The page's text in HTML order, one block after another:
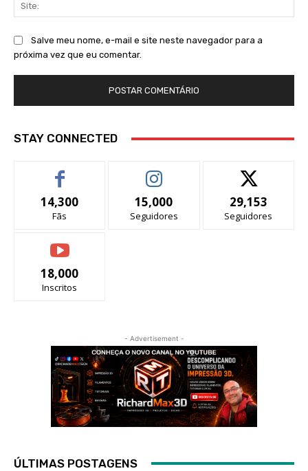
Salve meu nome, e-mail e site neste navegador para a
próxima vez que eu comentar.
STAY CONNECTED
14,300
Fãs
15,000
Seguidores
29,153
Seguidores
18,000
Inscritos
- Advertisement -
ÚLTIMAS POSTAGENS